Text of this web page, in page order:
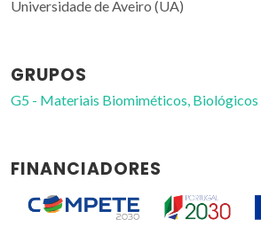
Universidade de Aveiro (UA)
GRUPOS
G5 - Materiais Biomiméticos, Biológicos
FINANCIADORES